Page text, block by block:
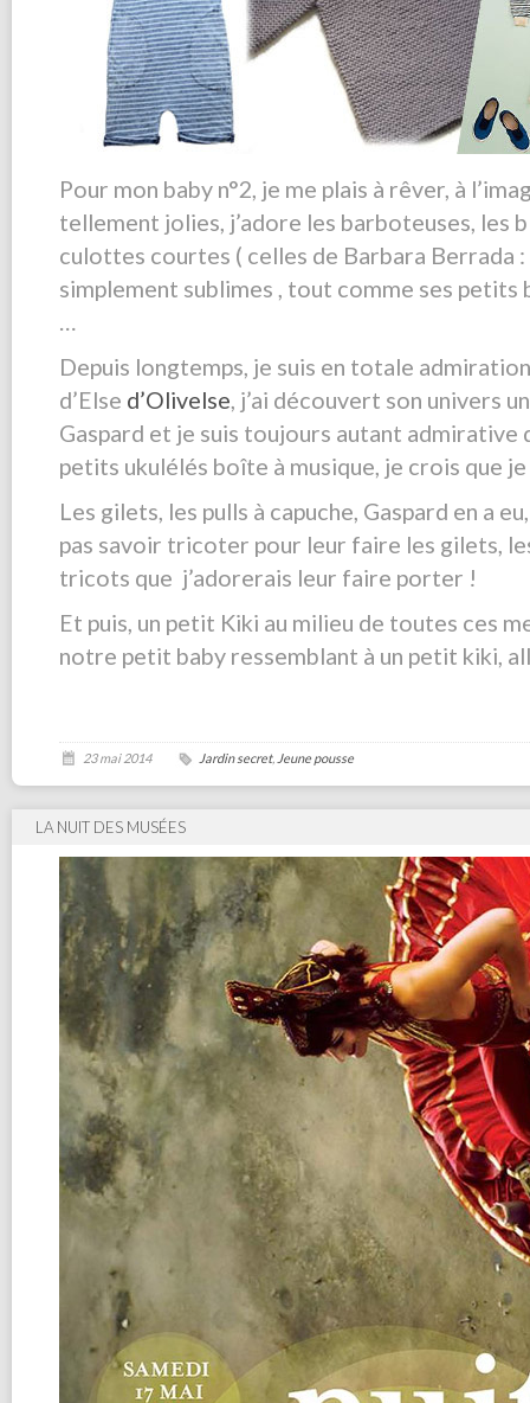
Pour mon baby n°2, je me plais à rêver, à
tellement jolies, j’adore les barboteuses, les
culottes courtes ( celles de Barbara Berrada :
simplement sublimes , tout comme ses
…
Depuis longtemps, je suis en totale
d’Else d’Olivelse, j’ai découvert son univers
Gaspard et je suis toujours autant admirative
petits ukulélés boîte à musique, je crois que
Les gilets, les pulls à capuche, Gaspard en a
pas savoir tricoter pour leur faire les gilets,
tricots que j’adorerais leur faire porter !
Et puis, un petit Kiki au milieu de toutes ces
notre petit baby ressemblant à un petit kiki,
23 mai 2014 Jardin secret, Jeune pousse
LA NUIT DES MUSÉES